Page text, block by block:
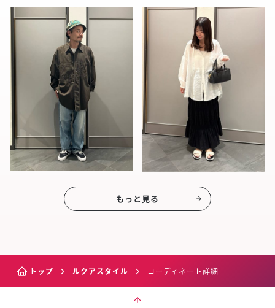
もっと見る
トップ ルクアスタイル コーディネート詳細